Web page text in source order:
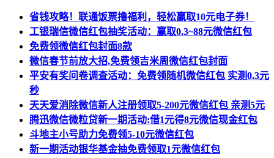
省钱攻略！联通饭票撸福利，轻松赢取10元电子券！
工银瑞信微信红包抽奖活动：赢取0.3~88元微信红包
免费领微信红包封面8款
微信春节前放大招,免费领吉米周微信红包封面
平安有奖问卷调查活动：免费领随机微信红包 实测0.3元
秒
天天爱消除微信新人注册领取5-200元微信红包 亲测5元
腾迅微信微粒贷新一期活动:借1元得8元微信现金红包
斗地主小号助力免费领5-10元微信红包
新一期活动银华基金抽免费领取1元微信红包